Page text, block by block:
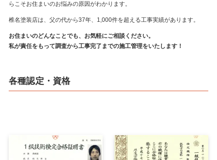
らこそお住まいのお悩みの原因がわかります。
椎名塗装店は、父の代から37年、1,000件を超える工事実績があります。
お住まいのどんなことでも、お気軽にご相談ください。
私が責任をもって調査から工事完了までの施工管理をいたします！
各種認定・資格